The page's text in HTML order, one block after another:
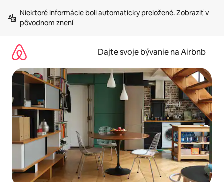
obsah.
Niektoré informácie boli automaticky preložené. Zobraziť v
pôvodnom znení
Dajte svoje bývanie na Airbnb